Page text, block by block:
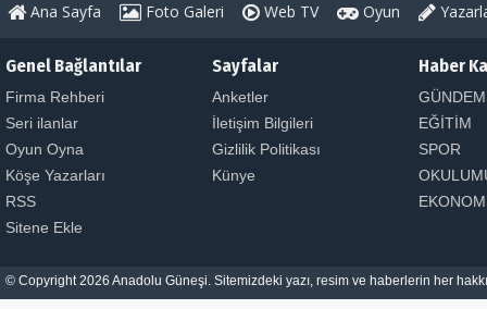
Ana Sayfa Foto Galeri Web TV Oyun
Genel Bağlantılar
Firma Rehberi
Seri ilanlar
Oyun Oyna
Köşe Yazarları
RSS
Sitene Ekle
Sayfalar
Anketler
İletişim Bilgileri
Gizlilik Politikası
Künye
Haber
GÜNDEM
EĞİTİM
SPOR
© Copyright 2026 Anadolu Güneşi. Sitemizdeki yazı, resim ve haberlerin her